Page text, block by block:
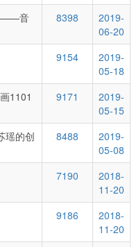
——音
8398
2019-
06-20
9154
2019-
05-18
1101
9171
2019-
05-15
瑶的创
8488
2019-
05-08
7190
2018-
11-20
9186
2018-
11-20